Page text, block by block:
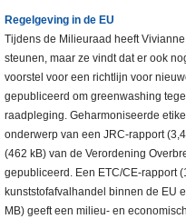
Regelgeving in de EU
Tijdens de Milieuraad heeft
steunen, maar ze vindt dat er ook
voorstel voor een richtlijn voor
gepubliceerd om greenwashing
raadpleging. Geharmoniseerde
onderwerp van een JRC-rapport
(462 kB) van de Verordening
gepubliceerd. Een ETC/CE-rapport
kunststofafvalhandel binnen de EU
MB) geeft een milieu- en